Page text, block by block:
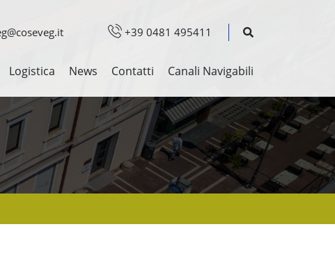
+39 0481 495411
Logistica News Contatti Canali Navigabili